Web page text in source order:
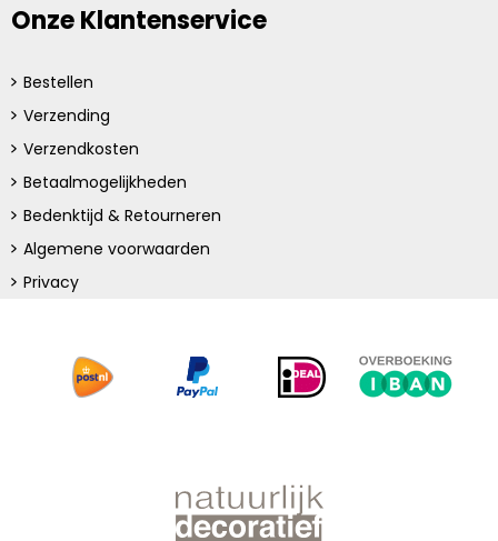
Onze Klantenservice
Bestellen
Verzending
Verzendkosten
Betaalmogelijkheden
Bedenktijd & Retourneren
Algemene voorwaarden
Privacy